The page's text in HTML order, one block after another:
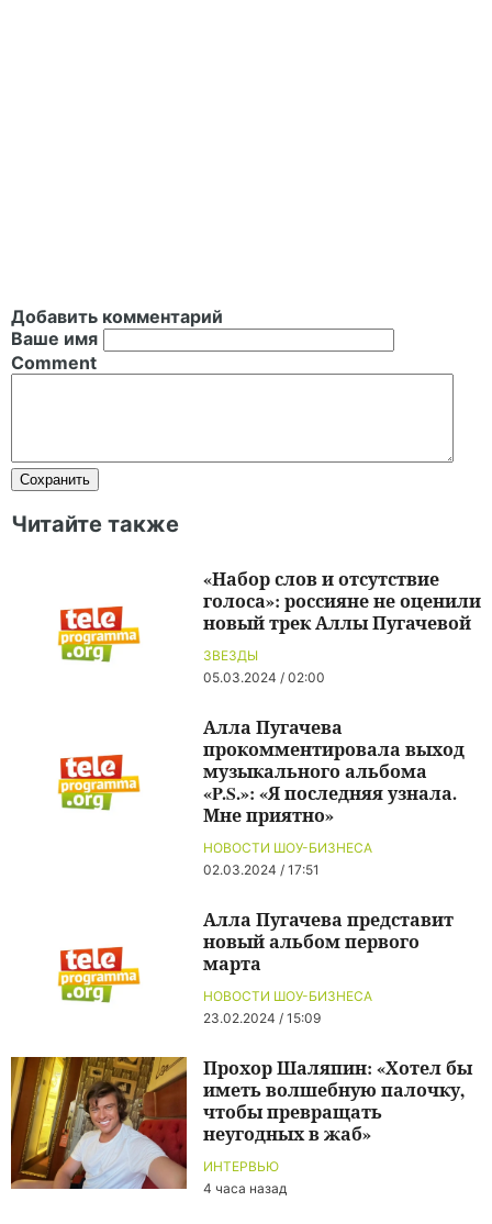
Добавить комментарий
Ваше имя
Comment
Читайте также
ЗВЕЗДЫ
05.03.2024 / 02:00
«Набор слов и отсутствие
голоса»: россияне не оценили
новый трек Аллы Пугачевой
НОВОСТИ ШОУ-БИЗНЕСА
02.03.2024 / 17:51
Алла Пугачева
прокомментировала выход
музыкального альбома
«P.S.»: «Я последняя узнала.
Мне приятно»
НОВОСТИ ШОУ-БИЗНЕСА
23.02.2024 / 15:09
Алла Пугачева представит
новый альбом первого
марта
ИНТЕРВЬЮ
4 часа назад
Прохор Шаляпин: «Хотел бы
иметь волшебную палочку,
чтобы превращать
неугодных в жаб»